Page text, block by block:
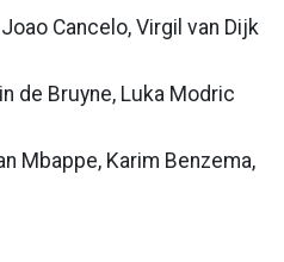
Cancelo, Virgil van Dijk
de Bruyne, Luka Modric
Mbappe, Karim Benzema,